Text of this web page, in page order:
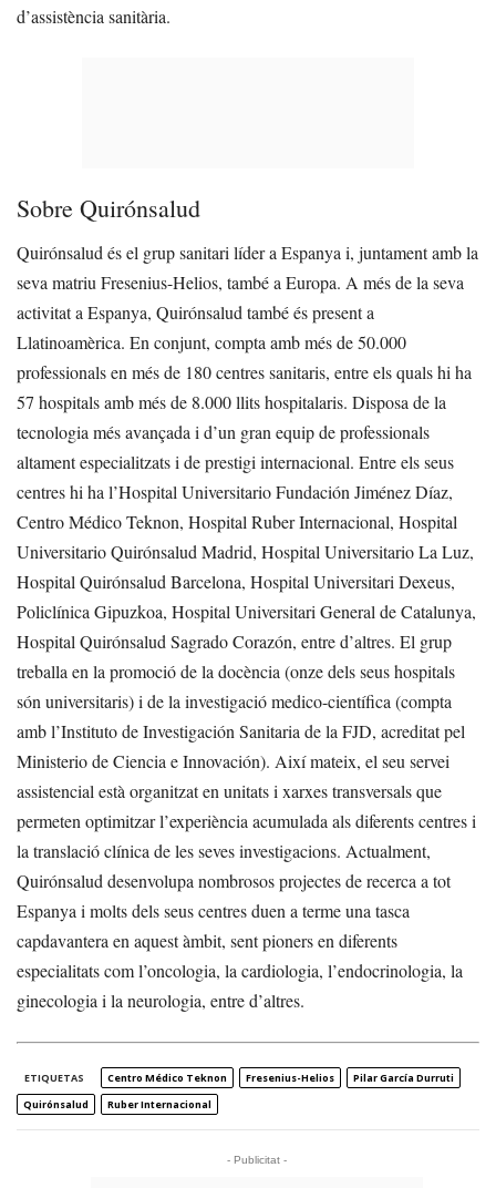
d’assistència sanitària.
Sobre Quirónsalud
Quirónsalud és el grup sanitari líder a Espanya i, juntament amb la
seva matriu Fresenius-Helios, també a Europa. A més de la seva
activitat a Espanya, Quirónsalud també és present a
Llatinoamèrica. En conjunt, compta amb més de 50.000
professionals en més de 180 centres sanitaris, entre els quals hi ha
57 hospitals amb més de 8.000 llits hospitalaris. Disposa de la
tecnologia més avançada i d’un gran equip de professionals
altament especialitzats i de prestigi internacional. Entre els seus
centres hi ha l’Hospital Universitario Fundación Jiménez Díaz,
Centro Médico Teknon, Hospital Ruber Internacional, Hospital
Universitario Quirónsalud Madrid, Hospital Universitario La Luz,
Hospital Quirónsalud Barcelona, Hospital Universitari Dexeus,
Policlínica Gipuzkoa, Hospital Universitari General de Catalunya,
Hospital Quirónsalud Sagrado Corazón, entre d’altres. El grup
treballa en la promoció de la docència (onze dels seus hospitals
són universitaris) i de la investigació medico-científica (compta
amb l’Instituto de Investigación Sanitaria de la FJD, acreditat pel
Ministerio de Ciencia e Innovación). Així mateix, el seu servei
assistencial està organitzat en unitats i xarxes transversals que
permeten optimitzar l’experiència acumulada als diferents centres i
la translació clínica de les seves investigacions. Actualment,
Quirónsalud desenvolupa nombrosos projectes de recerca a tot
Espanya i molts dels seus centres duen a terme una tasca
capdavantera en aquest àmbit, sent pioners en diferents
especialitats com l’oncologia, la cardiologia, l’endocrinologia, la
ginecologia i la neurologia, entre d’altres.
ETIQUETAS Centro Médico Teknon Fresenius-Helios
Pilar García Durruti
Quirónsalud
Ruber Internacional
- Publicitat -